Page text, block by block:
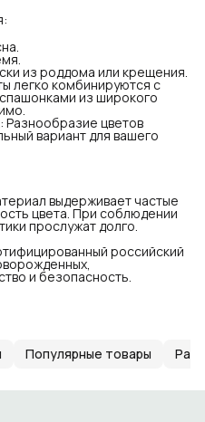
из роддома или крещения.
легко комбинируются с
из широкого
цветов
вариант для вашего
выдерживает частые
цвета. При соблюдении
прослужат долго.
российский
и безопасность.
Популярные товары